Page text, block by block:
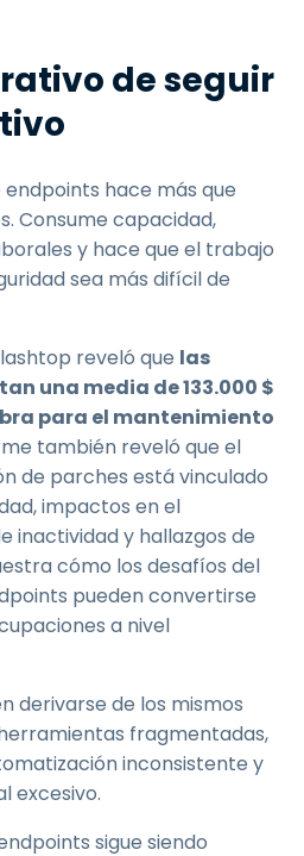
de seguir
hace más que
Consume capacidad,
y hace que el trabajo
sea más difícil de
reveló que las
una media de 133.000 $
para el mantenimiento
también reveló que el
de parches está vinculado
impactos en el
inactividad y hallazgos de
cómo los desafíos del
pueden convertirse
a nivel
derivarse de los mismos
fragmentadas,
inconsistente y
excesivo.
sigue siendo